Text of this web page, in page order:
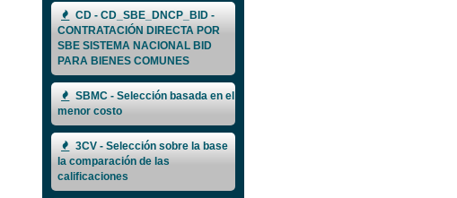
CD - CD_SBE_DNCP_BID -
CONTRATACIÓN DIRECTA POR
SBE SISTEMA NACIONAL BID
PARA BIENES COMUNES
SBMC - Selección basada en el
menor costo
3CV - Selección sobre la base
la comparación de las
calificaciones